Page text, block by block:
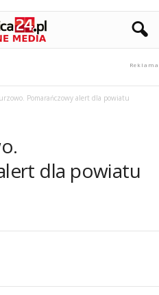
Pomarańczowy alert dla powiatu
dla powiatu